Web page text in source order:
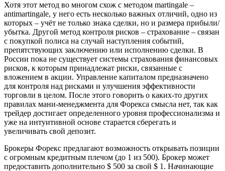
Хотя этот метод во многом схож с методом martingale –
antimartingale, у него есть несколько важных отличий, одно из
которых – учёт не только знака сделки, но и размера прибыли/
убытка. Другой метод контроля рисков – страхование – связан
с покупкой полиса на случай наступления событий,
препятствующих заключению или исполнению сделки. В
России пока не существует системы страхования финансовых
рисков, к которым принадлежат риски, связанные с
вложением в акции. Управление капиталом предназначено
для контроля над рисками и улучшения эффективности
торговли в целом. После этого говорить о каких-то других
правилах мани-менеджмента для Форекса смысла нет, так как
трейдер достигает определенного уровня профессионализма и
уже на интуитивной основе старается сберегать и
увеличивать свой депозит.
Брокеры Форекс предлагают возможность открывать позиции
с огромным кредитным плечом (до 1 из 500). Брокер может
предоставить дополнительно $ 500 за свой $ 1. Начинающие